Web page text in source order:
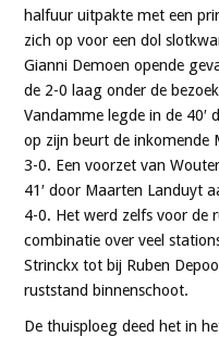
halfuur uitpakte met een
zich op voor een dol
Gianni Demoen opende
de 2-0 laag onder de
Vandamme legde in de 40′
op zijn beurt de inkomende
3-0. Een voorzet van
41′ door Maarten Landuyt
4-0. Het werd zelfs voor de
combinatie over veel
Strinckx tot bij Ruben
ruststand binnenschoot.
De thuisploeg deed het in